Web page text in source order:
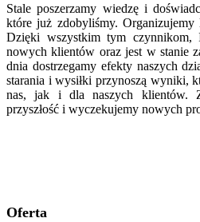
Stale poszerzamy wiedzę i
które już zdobyliśmy. Organizujemy
Dzięki wszystkim tym czynnikom,
nowych klientów oraz jest w stanie
dnia dostrzegamy efekty naszych
starania i wysiłki przynoszą wyniki,
nas, jak i dla naszych klientów.
przyszłość i wyczekujemy nowych
Oferta